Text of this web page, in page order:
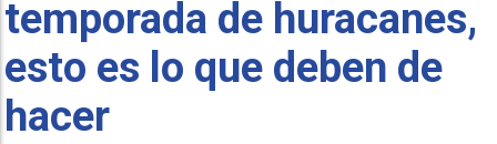
temporada de huracanes,
esto es lo que deben de
hacer